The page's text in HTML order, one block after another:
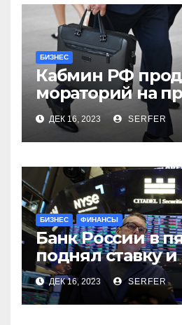
БИЗНЕС
Кабмин РФ
мораторий на
проверок
годДЕК 16, 2023 SERFER
БИЗНЕС ФИНАНСЫ
Банк России в
поднял ставку
продажу
финансового
декабря
ДЕК 16, 2023 SERFER